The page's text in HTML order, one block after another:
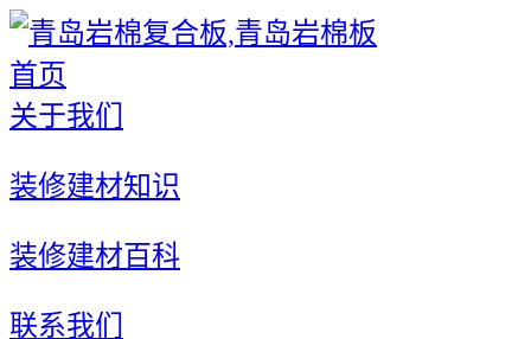
首页
关于我们
装修建材知识
装修建材百科
联系我们